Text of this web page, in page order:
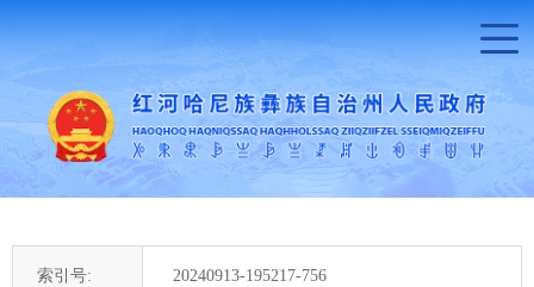
索引号: 20240913-195217-756